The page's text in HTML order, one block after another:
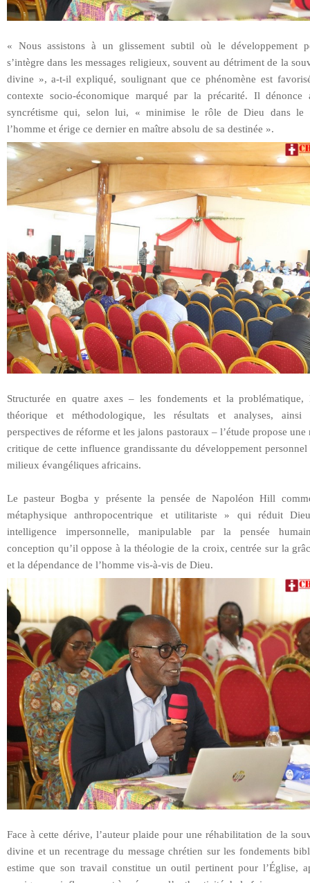
« Nous assistons à un glissement subtil où le développement
s’intègre dans les messages religieux, souvent au détriment de la
divine », a-t-il expliqué, soulignant que ce phénomène est
contexte socio-économique marqué par la précarité. Il dénonce
syncrétisme qui, selon lui, « minimise le rôle de Dieu dans le
l’homme et érige ce dernier en maître absolu de sa destinée ».
Structurée en quatre axes – les fondements et la problématique,
théorique et méthodologique, les résultats et analyses, ainsi
perspectives de réforme et les jalons pastoraux – l’étude propose une
critique de cette influence grandissante du développement personnel
milieux évangéliques africains.
Le pasteur Bogba y présente la pensée de Napoléon Hill
métaphysique anthropocentrique et utilitariste » qui réduit
intelligence impersonnelle, manipulable par la pensée
conception qu’il oppose à la théologie de la croix, centrée sur la
et la dépendance de l’homme vis-à-vis de Dieu.
Face à cette dérive, l’auteur plaide pour une réhabilitation de la
divine et un recentrage du message chrétien sur les fondements
estime que son travail constitue un outil pertinent pour l’Église,